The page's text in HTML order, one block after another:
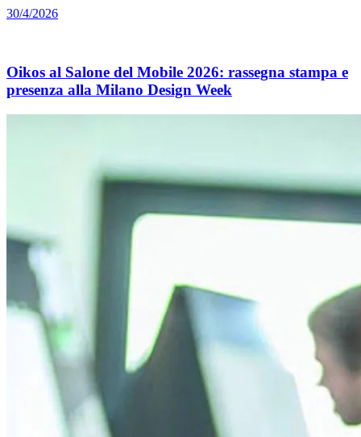
30/4/2026
Oikos al Salone del Mobile 2026: rassegna stampa e
presenza alla Milano Design Week